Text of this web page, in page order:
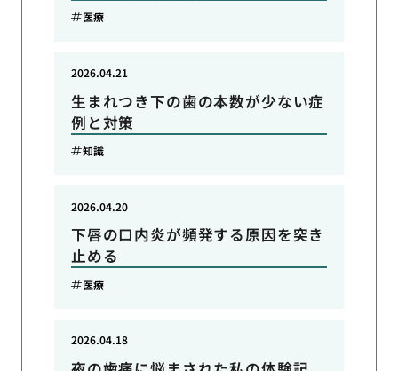
医療
生まれつき下の歯の本数が少ない症
例と対策
2026.04.21
知識
下唇の口内炎が頻発する原因を突き
止める
2026.04.20
医療
2026.04.18